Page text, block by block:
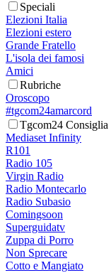
Speciali
Elezioni Italia
Elezioni estero
Grande Fratello
L'isola dei famosi
Amici
Rubriche
Oroscopo
#tgcom24amarcord
Tgcom24 Consiglia
Mediaset Infinity
R101
Radio 105
Virgin Radio
Radio Montecarlo
Radio Subasio
Comingsoon
Superguidatv
Zuppa di Porro
Non Sprecare
Cotto e Mangiato